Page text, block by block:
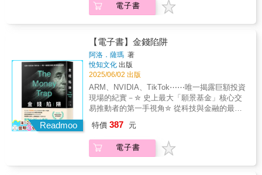
維翻轉和培育 GDP 人才，就能擴大數位國土，
升。同時，他也提出企業團隊必須掌握「新雙
語」能力。一是英語，這是連結國際人才與市
場的通行證；二是程式語言，也就是與 AI「共
「副駕駛」（Copilot）轉變為能直接執行任務
的「代理人」（AI Agent）。此外，他更提
醒，新時代的競爭力，不在於擁有多少知識，
而在於能否問出好問題──「提問力」成為核心
關鍵。善用 AI 賦能，可以極大化個體生產力，
推動「一人公司」的崛起，讓具備跨域能力的
「π型人才」引領創新。簡立峰博士已經以其在
「在台灣做影響世界的事」是可能的。台灣企
業如果能把握 AI 帶來的軟硬整合契機，透過思
維翻轉和培育 GDP 人才，就能擴大數位國土，
Intel? And perhaps most critically, how does
this Taiwanese company navigate the
tensions while sustaining its remarkable
trajectory of innovation and growth?Chip
Champion takes readers inside the remarkable
story of TSMC's rise to global dominance.
Drawing on more than 30 years of extensive
interviews with industry insiders, employees,
and semiconductor experts, it provides
manufacturing pioneer transformed itself into
one of the world's most essential companies—
one whose products now touch virtually every
aspect of modern life.As nations around the
geopolitical tensions, and cutting-edge
world’s indispensable manufacturer of
advanced semiconductor chips—the unseen
yet essential components powering everything
from smartphones and laptops to data centers
and autonomous vehicles.How did a company
founded in an island nation of 23 million
people become the world’s most valuable
semiconductor firm and the producer of
approximately 90% of its most advanced
strategic decisions, and cultural practices
enabled TSMC to outpace the once-dominant
Intel? And perhaps most critically, how does
業背景下的品牌定位與市場操作，提供其他企
業可參考的經營模式誠摯推薦潘結昌｜池上蒸
餾所創辦人歐陽港生｜中華酒業發展協進會秘
書長
也是一段橫跨70年的企業成長紀錄。 它兼具神
價值變現的世界級案例。這本書你可以讀到：●
盤點關鍵轉折：詳實紀錄1951年以來茅台發展
的重大里程碑●企業成長地圖：系統整理茅台品
牌從地方酒廠到全球知名企業的進化歷程●深度
採訪視角：吳曉波親赴茅台鎮20餘次、訪談上
百人，結合產業觀察與商業解析●品牌策略範
例：揭示茅台如何透過文化行銷、價格錨定與
稀缺策略，成為「價值錨定」的代表●文化與市
場融合：探索茅台如何將傳統釀造工藝轉化為
業背景下的品牌定位與市場操作，提供其他企
業可參考的經營模式誠摯推薦潘結昌｜池上蒸
餾所創辦人歐陽港生｜中華酒業發展協進會秘
電子書
Readmoo
【電子書】金錢陷阱
阿洛．薩瑪 著
悅知文化 出版
2025/06/02 出版
ARM、NVIDIA、TikTok⋯⋯唯一揭露巨額投資
現場的紀實－✮ 史上最大「願景基金」核心交
易推動者的第一手視角✮ 從科技與金融的最前
的迷思✮ 新創團隊、投資人、企業經營者的冷
靜教科書✮特別收錄：寫給台灣讀者的作者序
《金錢陷阱》絕非是頌揚財富或生意場上的風
特價 387 元
電子書